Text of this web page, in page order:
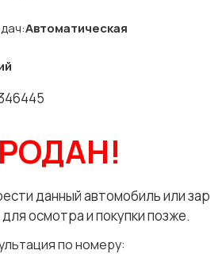
Автоматическая
данный автомобиль или зар
осмотра и покупки позже.
по номеру: